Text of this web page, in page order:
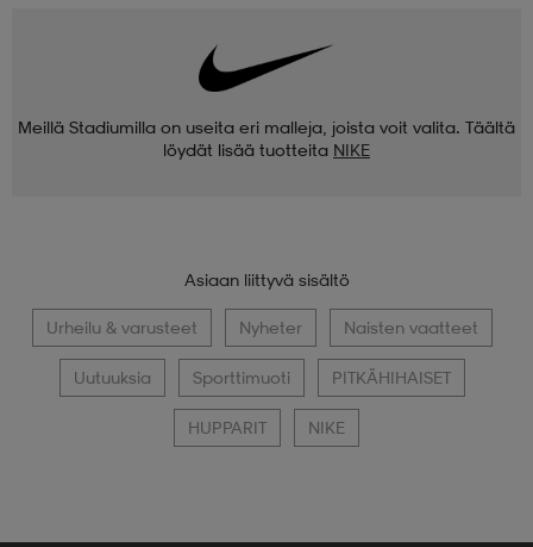
Meillä Stadiumilla on useita eri malleja, joista voit valita. Täältä
löydät lisää tuotteita NIKE
Asiaan liittyvä sisältö
Urheilu & varusteet Nyheter Naisten vaatteet
Uutuuksia Sporttimuoti PITKÄHIHAISET
HUPPARIT NIKE